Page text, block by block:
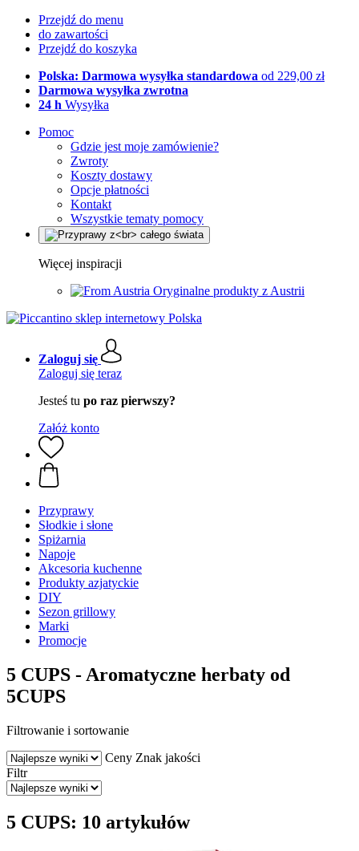
Przejdź do menu
do zawartości
Przejdź do koszyka
Polska: Darmowa wysyłka standardowa od 229,00 zł
Darmowa wysyłka zwrotna
24 h Wysyłka
Pomoc
Gdzie jest moje zamówienie?
Zwroty
Koszty dostawy
Opcje płatności
Kontakt
Wszystkie tematy pomocy
Więcej inspiracji
Oryginalne produkty z Austrii
Zaloguj się
Zaloguj się teraz
Jesteś tu po raz pierwszy?
Załóż konto
Przyprawy
Słodkie i słone
Spiżarnia
Napoje
Akcesoria kuchenne
Produkty azjatyckie
DIY
Sezon grillowy
Marki
Promocje
5 CUPS - Aromatyczne herbaty od
5CUPS
Filtrowanie i sortowanie
Ceny Znak jakości
Filtr
5 CUPS: 10 artykułów